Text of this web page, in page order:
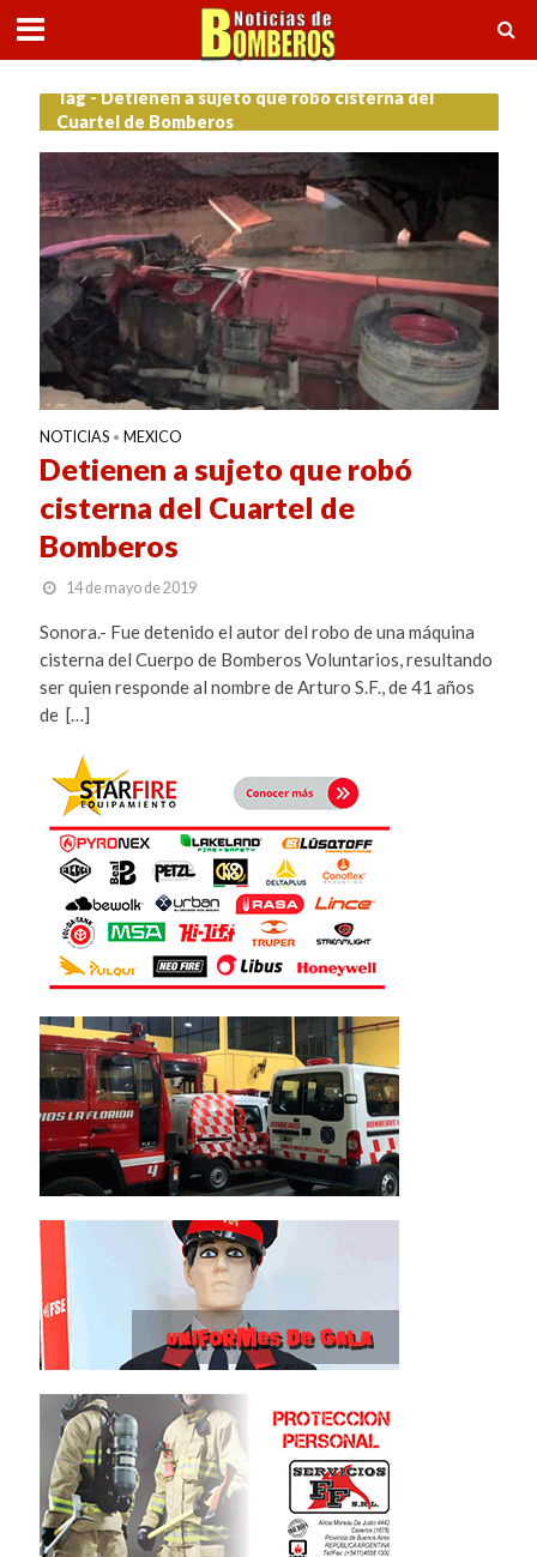
Tag - Detienen a sujeto que robó cisterna del
Cuartel de Bomberos
NOTICIAS • MEXICO
Detienen a sujeto que robó
cisterna del Cuartel de
Bomberos
14 de mayo de 2019
Sonora.- Fue detenido el autor del robo de una máquina
cisterna del Cuerpo de Bomberos Voluntarios, resultando
ser quien responde al nombre de Arturo S.F., de 41 años
de […]